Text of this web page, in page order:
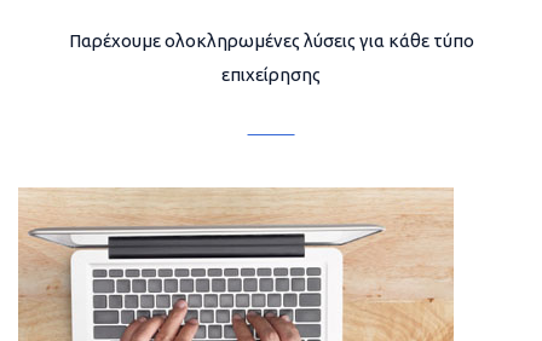
Παρέχουμε ολοκληρωμένες λύσεις για κάθε τύπο
επιχείρησης